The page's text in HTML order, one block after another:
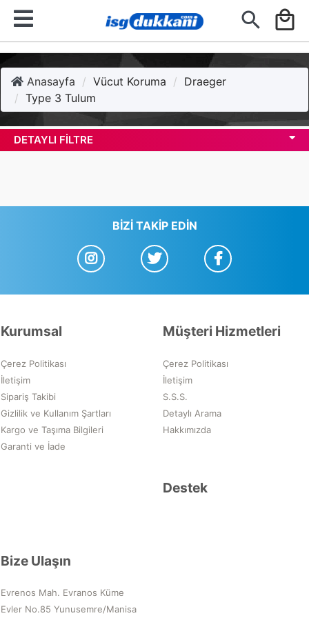
search local_mall
Anasayfa Vücut Koruma
Draeger
Type 3 Tulum
DETAYLI FILTRE
BIZI TAKIP EDIN
Kurumsal
Çerez Politikası
İletişim
Sipariş Takibi
Gizlilik ve Kullanım Şartları
Kargo ve Taşıma Bilgileri
Garanti ve İade
Müşteri Hizmetleri
Çerez Politikası
İletişim
S.S.S.
Detaylı Arama
Hakkımızda
Destek
Bize Ulaşın
Evrenos Mah. Evranos Küme
Evler No.85 Yunusemre/Manisa